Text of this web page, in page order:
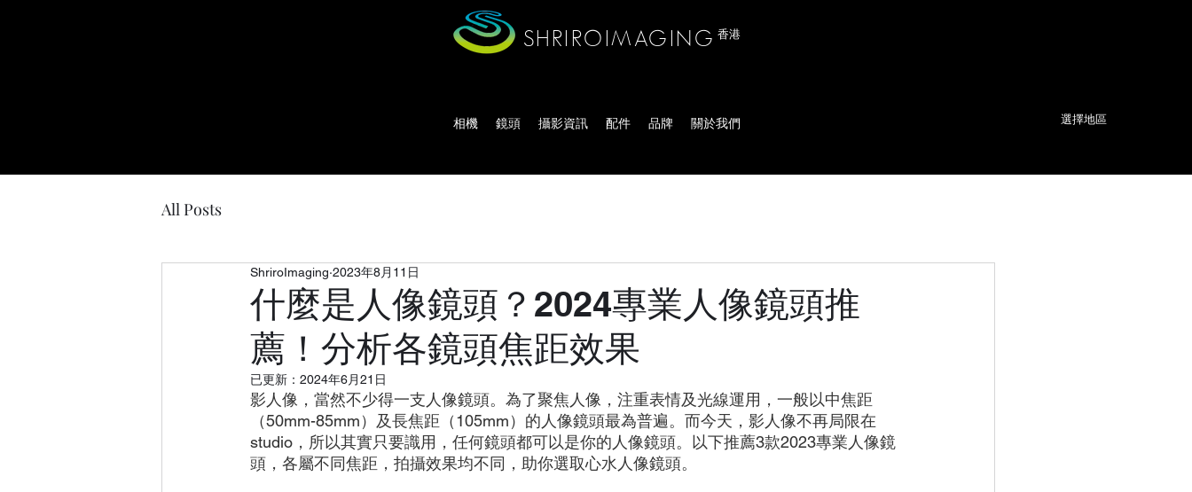
SHRIROIMAGING 香港
相機 鏡頭 攝影資訊 配件 品牌 關於我們 選擇地區
All Posts
什麼是人像鏡頭？2024專業人像鏡頭推
薦！分析各鏡頭焦距效果
ShriroImaging 2023年8月11日
已更新： 2024年6月21日
影人像，當然不少得一支人像鏡頭。為了聚焦人像，注重表情及光線運用，一般以中焦距
（50mm-85mm）及長焦距（105mm）的人像鏡頭最為普遍。而今天，影人像不再局限在
studio，所以其實只要識用，任何鏡頭都可以是你的人像鏡頭。以下推薦3款2023專業人像鏡
頭，各屬不同焦距，拍攝效果均不同，助你選取心水人像鏡頭。